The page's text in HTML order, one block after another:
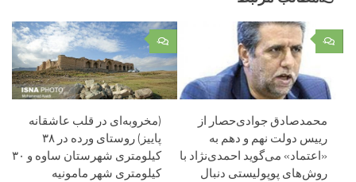
۰
(مخروبه‌ای در قلب عاشقانه
پاییز) روستای ورده در ۳۸
کیلومتری شهرستان ساوه و ۳۰
کیلومتری شهر مامونیه
۰
محمدصادق جوادی‌حصار از
رییس دولت نهم و دهم به
«اعتماد» می‌گوید احمدی‌نژاد با
روش‌های پوپولیستی دنبال